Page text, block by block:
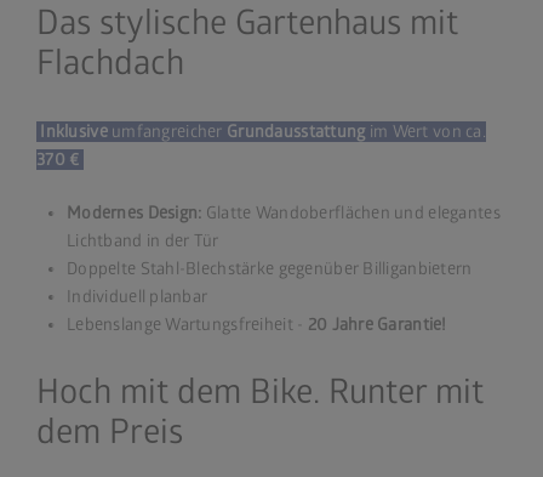
Das stylische Gartenhaus mit
Flachdach
Inklusive umfangreicher Grundausstattung im Wert von ca.
370 €
Modernes Design: Glatte Wandoberflächen und elegantes
Lichtband in der Tür
Doppelte Stahl-Blechstärke gegenüber Billiganbietern
Individuell planbar
Lebenslange Wartungsfreiheit - 20 Jahre Garantie!
Hoch mit dem Bike. Runter mit
dem Preis